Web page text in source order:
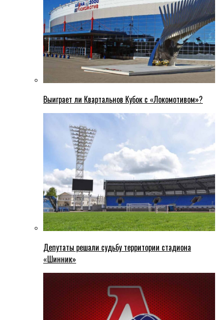
Выиграет ли Квартальнов Кубок с «Локомотивом»?
Депутаты решали судьбу территории стадиона
«Шинник»